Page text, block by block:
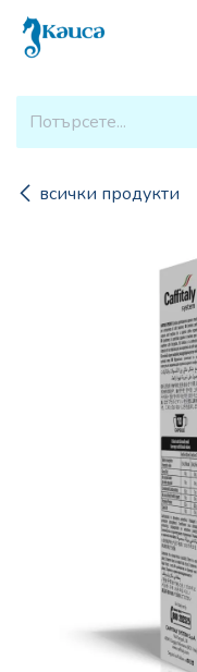
Skip to Content
всички продукти